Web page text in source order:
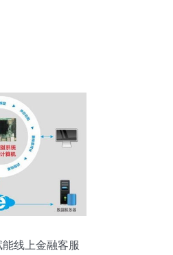
线上金融客服